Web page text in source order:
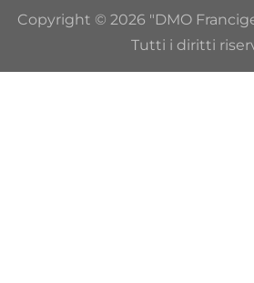
Copyright © 2026 "DMO
Tutti i diritti